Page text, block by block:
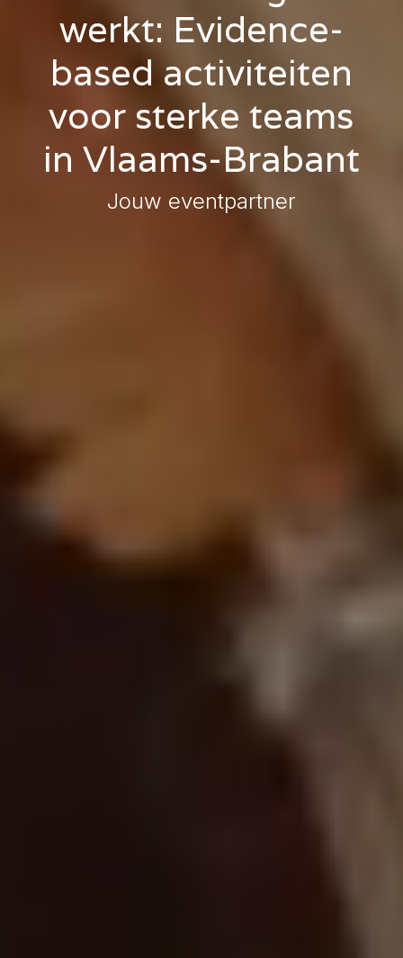
werkt: Evidence-
based activiteiten
voor sterke teams
in Vlaams-Brabant
Jouw eventpartner